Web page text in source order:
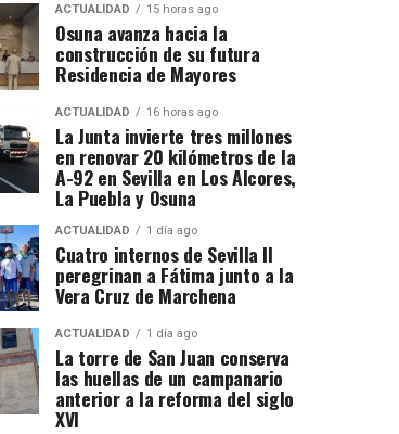
ACTUALIDAD 15 horas ago
Osuna avanza hacia la
construcción de su futura
Residencia de Mayores
ACTUALIDAD 16 horas ago
La Junta invierte tres millones
en renovar 20 kilómetros de la
A-92 en Sevilla en Los Alcores,
La Puebla y Osuna
ACTUALIDAD 1 día ago
Cuatro internos de Sevilla II
peregrinan a Fátima junto a la
Vera Cruz de Marchena
ACTUALIDAD 1 día ago
La torre de San Juan conserva
las huellas de un campanario
anterior a la reforma del siglo
XVI